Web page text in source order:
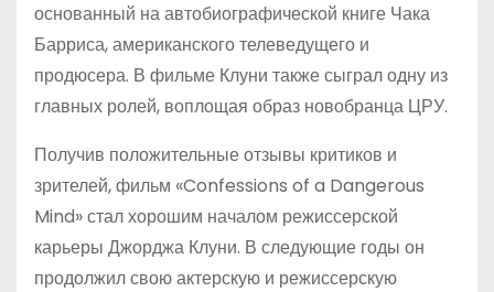
основанный на автобиографической книге Чака
Барриса, американского телеведущего и
продюсера. В фильме Клуни также сыграл одну из
главных ролей, воплощая образ новобранца ЦРУ.
Получив положительные отзывы критиков и
зрителей, фильм «Confessions of a Dangerous
Mind» стал хорошим началом режиссерской
карьеры Джорджа Клуни. В следующие годы он
продолжил свою актерскую и режиссерскую